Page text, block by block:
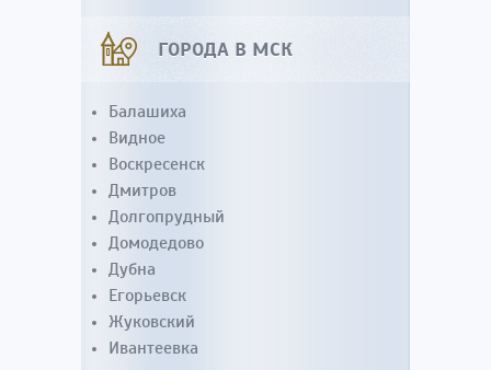
ГОРОДА В МСК
Балашиха
Видное
Воскресенск
Дмитров
Долгопрудный
Домодедово
Дубна
Егорьевск
Жуковский
Ивантеевка